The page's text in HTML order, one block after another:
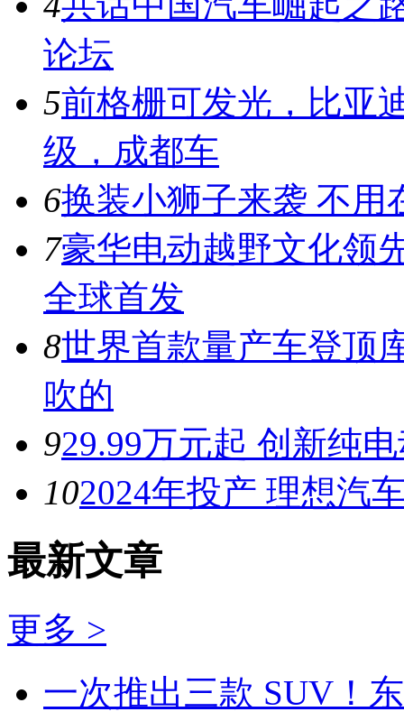
论坛
5前格栅可发光，比亚
级，成都车
6换装小狮子来袭 不用
7豪华电动越野文化领
全球首发
8世界首款量产车登顶
吹的
929.99万元起 创新纯
102024年投产 理想汽
最新文章
更多 >
一次推出三款 SUV！